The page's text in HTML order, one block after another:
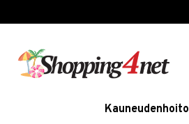
Kauneudenhoito